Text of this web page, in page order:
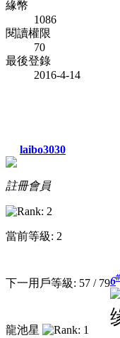
緣幣
1086
閱讀權限
70
最後登錄
2016-4-14
laibo3030
註冊會員
當前等級: 2
下一用戶等級: 57 / 79
龍池星
6#